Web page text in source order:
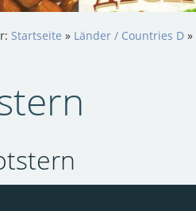
Startseite » Länder / Countries D »